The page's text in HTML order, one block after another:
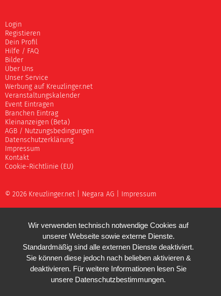
Login
Registieren
Dein Profil
Hilfe / FAQ
Bilder
Über Uns
Unser Service
Werbung auf Kreuzlinger.net
Veranstaltungskalender
Event Eintragen
Branchen Eintrag
Kleinanzeigen (Beta)
AGB / Nutzungsbedingungen
Datenschutzerklärung
Impressum
Kontakt
Cookie-Richtlinie (EU)
© 2026 Kreuzlinger.net | Negara AG Impressum
Wir verwenden technisch notwendige Cookies auf
unserer Webseite sowie externe Dienste.
Standardmäßig sind alle externen Dienste deaktiviert.
Sie können diese jedoch nach belieben aktivieren &
deaktivieren. Für weitere Informationen lesen Sie
unsere Datenschutzbestimmungen.